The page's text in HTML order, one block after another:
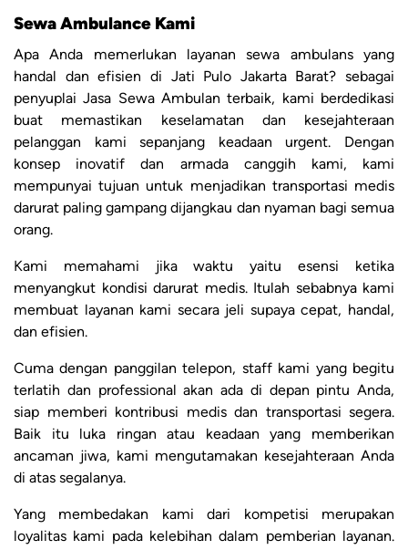
Sewa Ambulance Kami
Apa Anda memerlukan layanan sewa ambulans yang
handal dan efisien di Jati Pulo Jakarta Barat? sebagai
penyuplai Jasa Sewa Ambulan terbaik, kami berdedikasi
buat memastikan keselamatan dan kesejahteraan
pelanggan kami sepanjang keadaan urgent. Dengan
konsep inovatif dan armada canggih kami, kami
mempunyai tujuan untuk menjadikan transportasi medis
darurat paling gampang dijangkau dan nyaman bagi semua
orang.
Kami memahami jika waktu yaitu esensi ketika
menyangkut kondisi darurat medis. Itulah sebabnya kami
membuat layanan kami secara jeli supaya cepat, handal,
dan efisien.
Cuma dengan panggilan telepon, staff kami yang begitu
terlatih dan professional akan ada di depan pintu Anda,
siap memberi kontribusi medis dan transportasi segera.
Baik itu luka ringan atau keadaan yang memberikan
ancaman jiwa, kami mengutamakan kesejahteraan Anda
di atas segalanya.
Yang membedakan kami dari kompetisi merupakan
loyalitas kami pada kelebihan dalam pemberian layanan.